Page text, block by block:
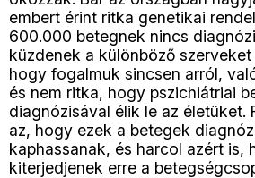
embert érint ritka genetikai
600.000 betegnek nincs
küzdenek a különböző
hogy fogalmuk sincsen arról,
és nem ritka, hogy pszichiátriai
diagnózisával élik le az életüket.
az, hogy ezek a betegek
kaphassanak, és harcol azért is,
kiterjedjenek erre a